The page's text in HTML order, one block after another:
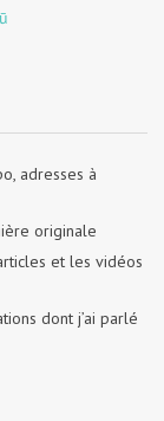
adresses à
originale
et les vidéos
dont j’ai parlé